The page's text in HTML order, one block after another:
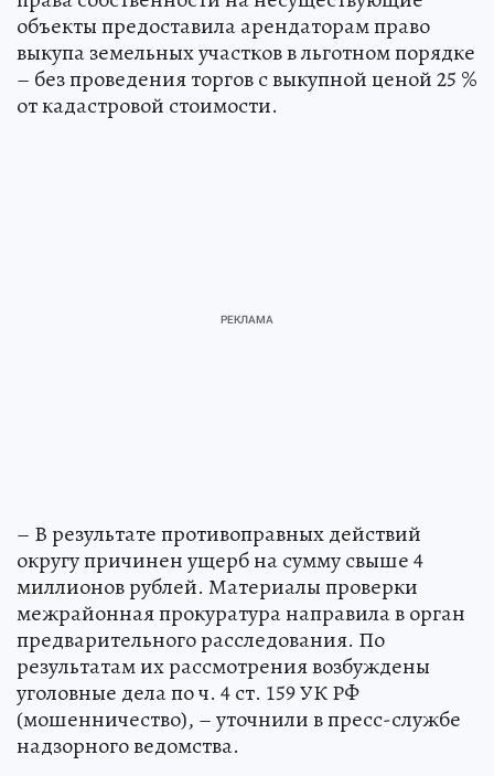
объекты предоставила арендаторам право
выкупа земельных участков в льготном порядке
– без проведения торгов с выкупной ценой 25 %
от кадастровой стоимости.
– В результате противоправных действий
округу причинен ущерб на сумму свыше 4
миллионов рублей. Материалы проверки
межрайонная прокуратура направила в орган
предварительного расследования. По
результатам их рассмотрения возбуждены
уголовные дела по ч. 4 ст. 159 УК РФ
(мошенничество), – уточнили в пресс-службе
надзорного ведомства.